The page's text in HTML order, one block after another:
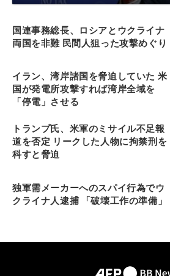
国連事務総長、ロシアとウクライナ
両国を非難 民間人狙った攻撃めぐり
イラン、湾岸諸国を脅迫していた 米
国が発電所攻撃すれば湾岸全域を
「停電」させる
トランプ氏、米軍のミサイル不足報
道を否定 リークした人物に拘禁刑を
科すと脅迫
独軍需メーカーへのスパイ行為でウ
クライナ人逮捕 「破壊工作の準備」